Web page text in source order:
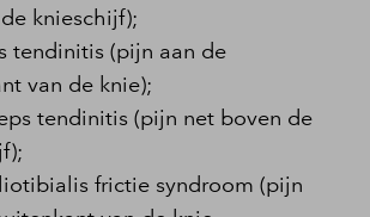
knieschijf);
tendinitis (pijn aan de
van de knie);
tendinitis (pijn net boven de
frictie syndroom (pijn